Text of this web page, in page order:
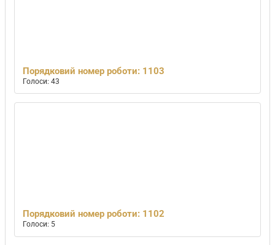
Порядковий номер роботи: 1103
Голоси: 43
Порядковий номер роботи: 1102
Голоси: 5